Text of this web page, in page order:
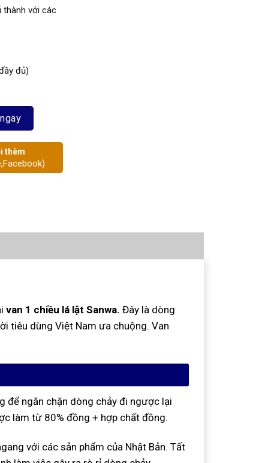
thành với các
đủ)
thêm
van 1 chiều lá lật Sanwa. Đây là dòng
tiêu dùng Việt Nam ưa chuộng. Van
để ngăn chặn dòng chảy đi ngược lại
làm từ 80% đồng + hợp chất đồng.
với các sản phẩm của Nhật Bản. Tất